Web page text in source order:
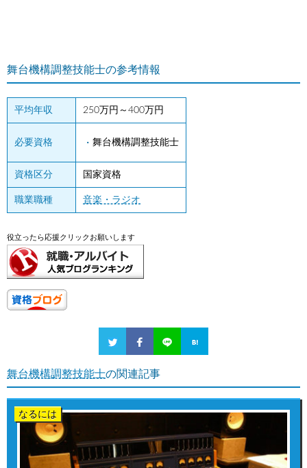
舞台機構調整技能士の参考情報
平均年収 250万円～400万円
必要資格 舞台機構調整技能士
資格区分 国家資格
職業職種 音楽・ラジオ
役立ったら応援クリックお願いします
舞台機構調整技能士の関連記事
なるには